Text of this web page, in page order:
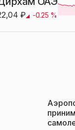
₽ -0.25 %